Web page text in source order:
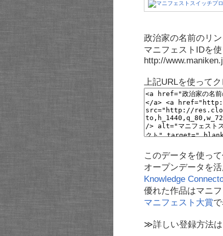
政治家の名前のリ
マニフェストIDを
http://
上記URLを使って
このデータを使っ
オープンデータを
Knowledge
優れた作品はマニ
マニフェスト大賞
≫詳しい登録方法は